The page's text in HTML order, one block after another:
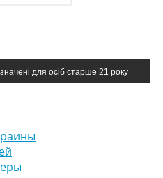
для осіб старше 21 року